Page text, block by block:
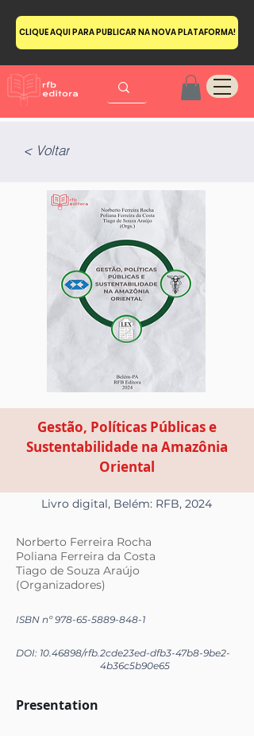
CLIQUE AQUI PARA PUBLICAR NA NOVA PLATAFORMA!
< Voltar
Gestão, Políticas Públicas e
Sustentabilidade na Amazônia
Oriental
Livro digital, Belém: RFB, 2024
Norberto Ferreira Rocha
Poliana Ferreira da Costa
Tiago de Souza Araújo
(Organizadores)
ISBN nº978-65-5889-848-1
DOI: 10.46898/rfb.2cde23ed-dfb3-47b8-9be2-
4b36c5b90e65
Presentation